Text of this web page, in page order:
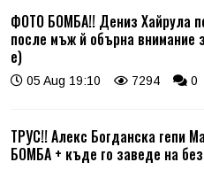
ФОТО БОМБА!! Дениз Хайрула
после мъж й обърна внимание
е)
05 Aug 19:10 7294 0
ТРУС!! Алекс Богданска гепи
БОМБА + къде го заведе на